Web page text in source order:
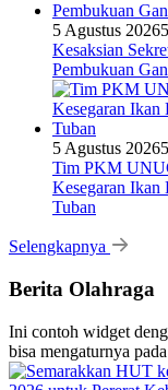
5 Agustus 2026
Kesaksian
Pembukuan
5 Agustus 2026
Tim PKM
Kesegaran Ikan
Tuban
Selengkapnya
Berita Olahraga
Ini contoh widget
bisa mengaturnya